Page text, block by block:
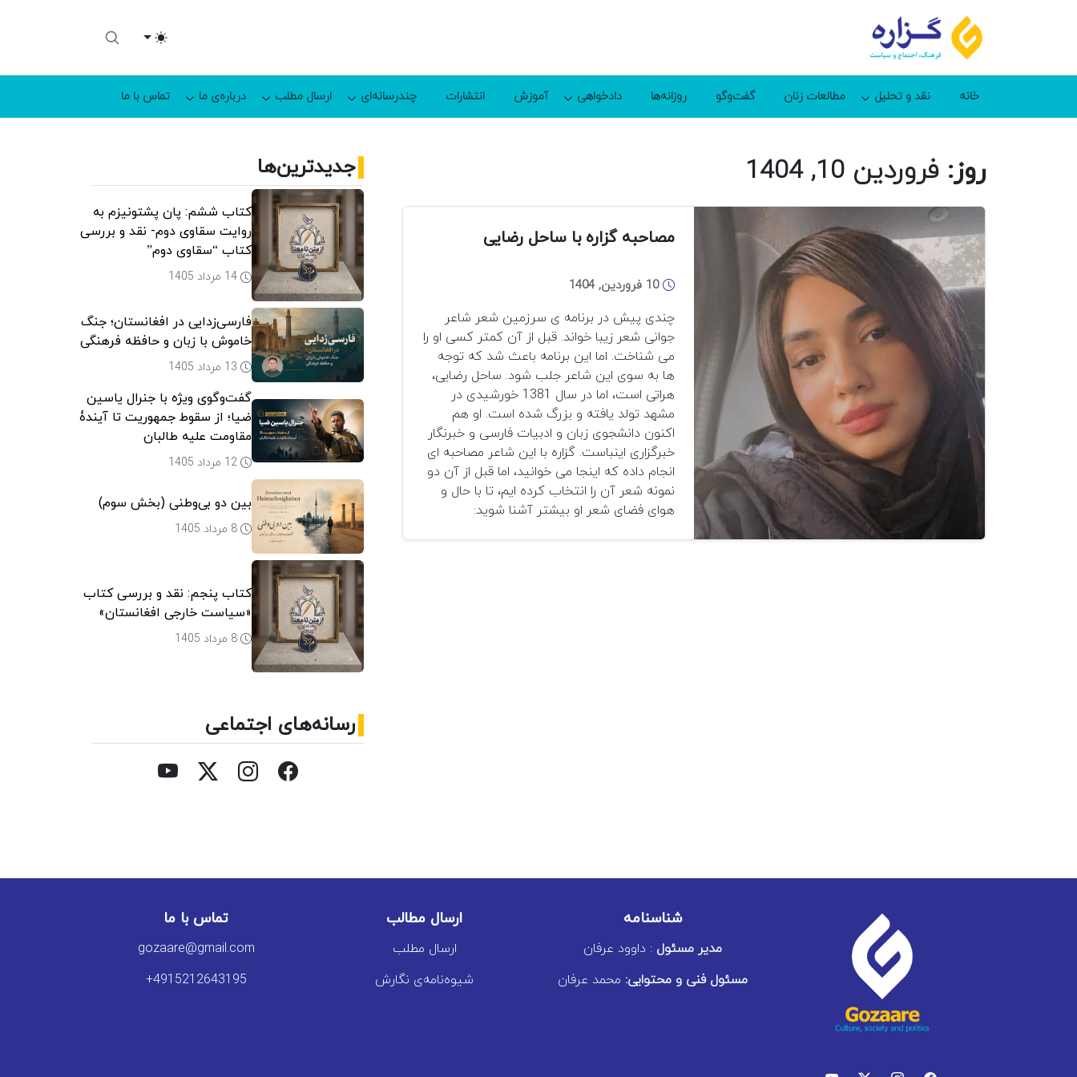
Toggle theme
خانه نقد و تحلیل مطالعات زنان گفت‌وگو روزانه‌ها دادخواهی آموزش انتشارات چندرسانه‌ای ارسال مطلب درباره‌ی ما تماس با ما
روز: فروردین 10, 1404
مصاحبه گزاره با ساحل رضایی
10 فروردین, 1404
چندی پیش در برنامه ی سرزمین شعر شاعر
جوانی شعر زیبا خواند. قبل از آن کمتر کسی او را
می شناخت. اما این برنامه باعث شد که توجه
ها به سوی این شاعر جلب شود. ساحل رضایی،
هراتی است، اما در سال 1381 خورشیدی در
مشهد تولد یافته و بزرگ شده است. او هم
اکنون دانشجوی زبان و ادبیات فارسی و خبرنگار
خبرگزاری اینباست. گزاره با این شاعر مصاحبه ای
انجام داده که اینجا می خوانید، اما قبل از آن دو
نمونه شعر آن را انتخاب کرده ایم، تا با حال و
هوای فضای شعر او بیشتر آشنا شوید:
جدیدترین‌ها
کتاب ششم: پان پشتونیزم به
روایت سقاوی دوم- نقد و بررسی
کتاب “سقاوی دوم”
فارسی‌زدایی در افغانستان؛ جنگ
خاموش با زبان و حافظه فرهنگی
گفت‌وگوی ویژه با جنرال یاسین
ضیا؛ از سقوط جمهوریت تا آیندۀ
مقاومت علیه طالبان
بین دو بی‌وطنی (بخش سوم)
کتاب پنجم: نقد و بررسی کتاب
«سیاست خارجی افغانستان»
رسانه‌های اجتماعی
شناسنامه
مدیر مسئول : داوود عرفان
مسئول فنی و محتوایی: محمد عرفان
ارسال مطالب
ارسال مطلب
شیوه‌نامه‌ی نگارش
تماس با ما
gozaare@gmail.com
+4915212643195